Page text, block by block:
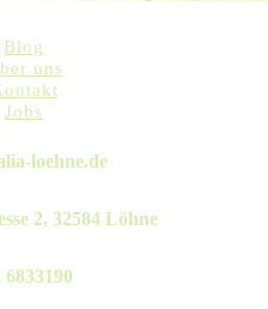
Blog
uns
Jobs
Twitter
Instagram
Pinterest
Linkedin
Whatsapp
loehne.de
2, 32584 Löhne
6833190